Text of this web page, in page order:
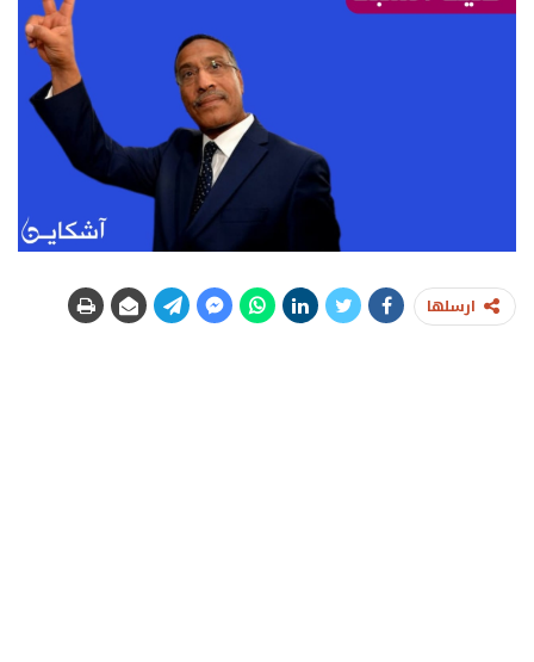
ارسلها